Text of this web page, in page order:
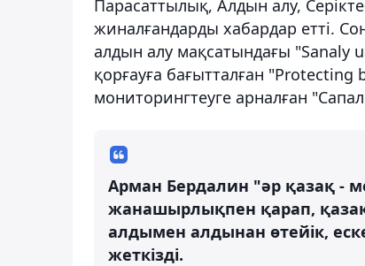
Парасаттылық, Алдын алу,
жиналғандарды хабардар етті.
алдын алу мақсатындағы "Sanaly
қорғауға бағытталған
мониторингтеуге арналған
Арман Бердалин "әр қазақ -
жанашырлықпен қарап,
алдымен алдынан өтейік,
жеткізді.